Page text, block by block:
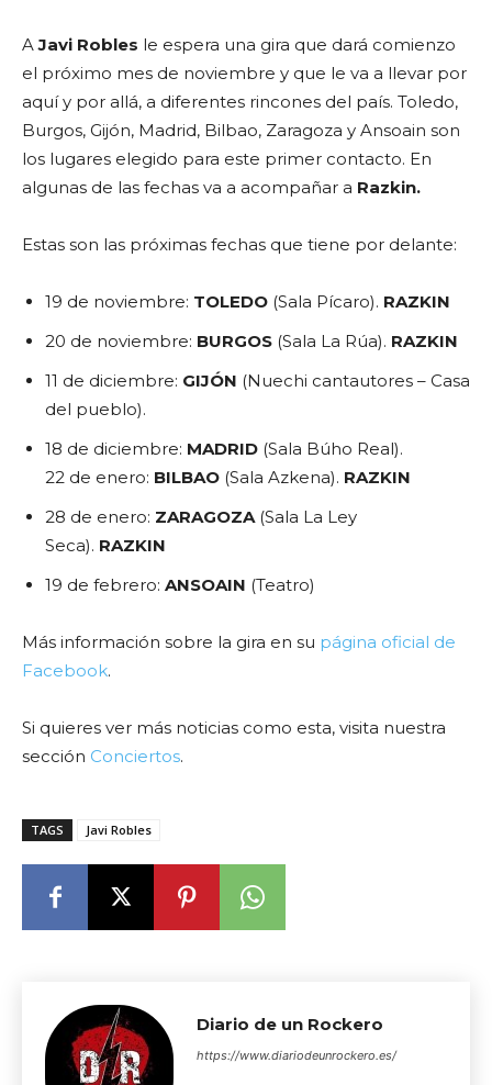
AJavi Robles le espera una gira que dará comienzo
el próximo mes de noviembre y que le va a llevar por
aquí y por allá, a diferentes rincones del país. Toledo,
Burgos, Gijón, Madrid, Bilbao, Zaragoza y Ansoain son
los lugares elegido para este primer contacto. En
algunas de las fechas va a acompañar a Razkin.
Estas son las próximas fechas que tiene por delante:
19 de noviembre: TOLEDO (Sala Pícaro). RAZKIN
20 de noviembre: BURGOS (Sala La Rúa). RAZKIN
11 de diciembre: GIJÓN (Nuechi cantautores – Casa
del pueblo).
18 de diciembre: MADRID (Sala Búho Real).
22 de enero: BILBAO (Sala Azkena). RAZKIN
28 de enero: ZARAGOZA (Sala La Ley
Seca). RAZKIN
19 de febrero: ANSOAIN (Teatro)
Más información sobre la gira en su página oficial de
Facebook.
Si quieres ver más noticias como esta, visita nuestra
sección Conciertos.
TAGS Javi Robles
Diario de un Rockero
https://www.diariodeunrockero.es/